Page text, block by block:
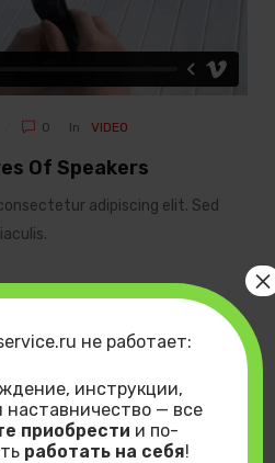
0 In VIDEO
Of Speakers
adipiscing elit. Sed
не работает:
инструкции,
наставничество — все
приобрести и по-
работать на себя!
×